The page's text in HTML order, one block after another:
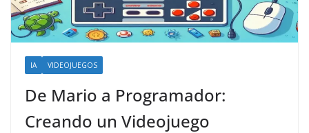
IA VIDEOJUEGOS
De Mario a Programador:
Creando un Videojuego